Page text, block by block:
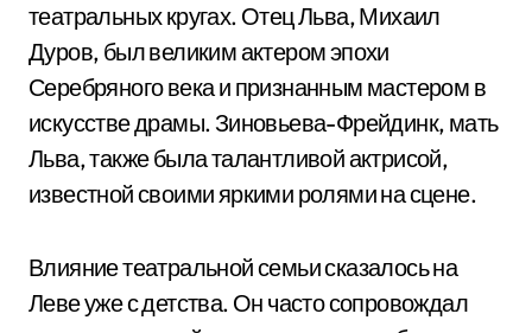
театральных кругах. Отец Льва, Михаил
Дуров, был великим актером эпохи
Серебряного века и признанным мастером в
искусстве драмы. Зиновьева-Фрейдинк, мать
Льва, также была талантливой актрисой,
известной своими яркими ролями на сцене.
Влияние театральной семьи сказалось на
Леве уже с детства. Он часто сопровождал